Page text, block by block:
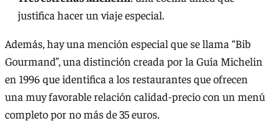
justifica hacer un viaje especial.
Además, hay una mención especial que se llama “Bib
Gourmand”, una distinción creada por la Guía Michelin
en 1996 que identifica a los restaurantes que ofrecen
una muy favorable relación calidad-precio con un menú
completo por no más de 35 euros.